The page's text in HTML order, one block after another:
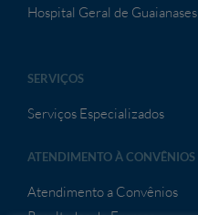
Hospital Geral de Guaianases
SERVIÇOS
Serviços Especializados
ATENDIMENTO À CONVÊNIOS
Atendimento a Convênios